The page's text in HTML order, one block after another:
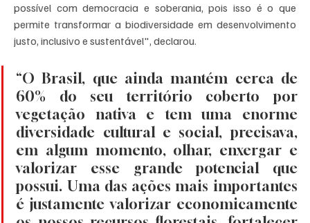
possível com democracia e soberania, pois isso é o que
permite transformar a biodiversidade em desenvolvimento
justo, inclusivo e sustentável", declarou.
“O Brasil, que ainda mantém cerca de
60% do seu território coberto por
vegetação nativa e tem uma enorme
diversidade cultural e social, precisava,
em algum momento, olhar, enxergar e
valorizar esse grande potencial que
possui. Uma das ações mais importantes
é justamente valorizar economicamente